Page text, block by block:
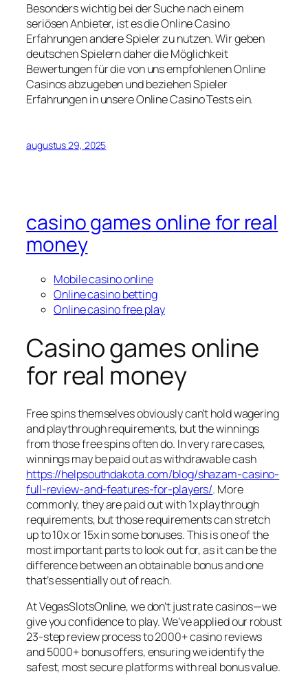
Besonders wichtig bei der Suche nach einem
seriösen Anbieter, ist es die Online Casino
Erfahrungen andere Spieler zu nutzen. Wir geben
deutschen Spielern daher die Möglichkeit
Bewertungen für die von uns empfohlenen Online
Casinos abzugeben und beziehen Spieler
Erfahrungen in unsere Online Casino Tests ein.
augustus 29, 2025
casino games online for real
money
Mobile casino online
Online casino betting
Online casino free play
Casino games online
for real money
Free spins themselves obviously can’t hold wagering
and playthrough requirements, but the winnings
from those free spins often do. In very rare cases,
winnings may be paid out as withdrawable cash
https://helpsouthdakota.com/blog/shazam-casino-
full-review-and-features-for-players/. More
commonly, they are paid out with 1x playthrough
requirements, but those requirements can stretch
up to 10x or 15x in some bonuses. This is one of the
most important parts to look out for, as it can be the
difference between an obtainable bonus and one
that’s essentially out of reach.
At VegasSlotsOnline, we don’t just rate casinos—we
give you confidence to play. We’ve applied our robust
23-step review process to 2000+ casino reviews
and 5000+ bonus offers, ensuring we identify the
safest, most secure platforms with real bonus value.